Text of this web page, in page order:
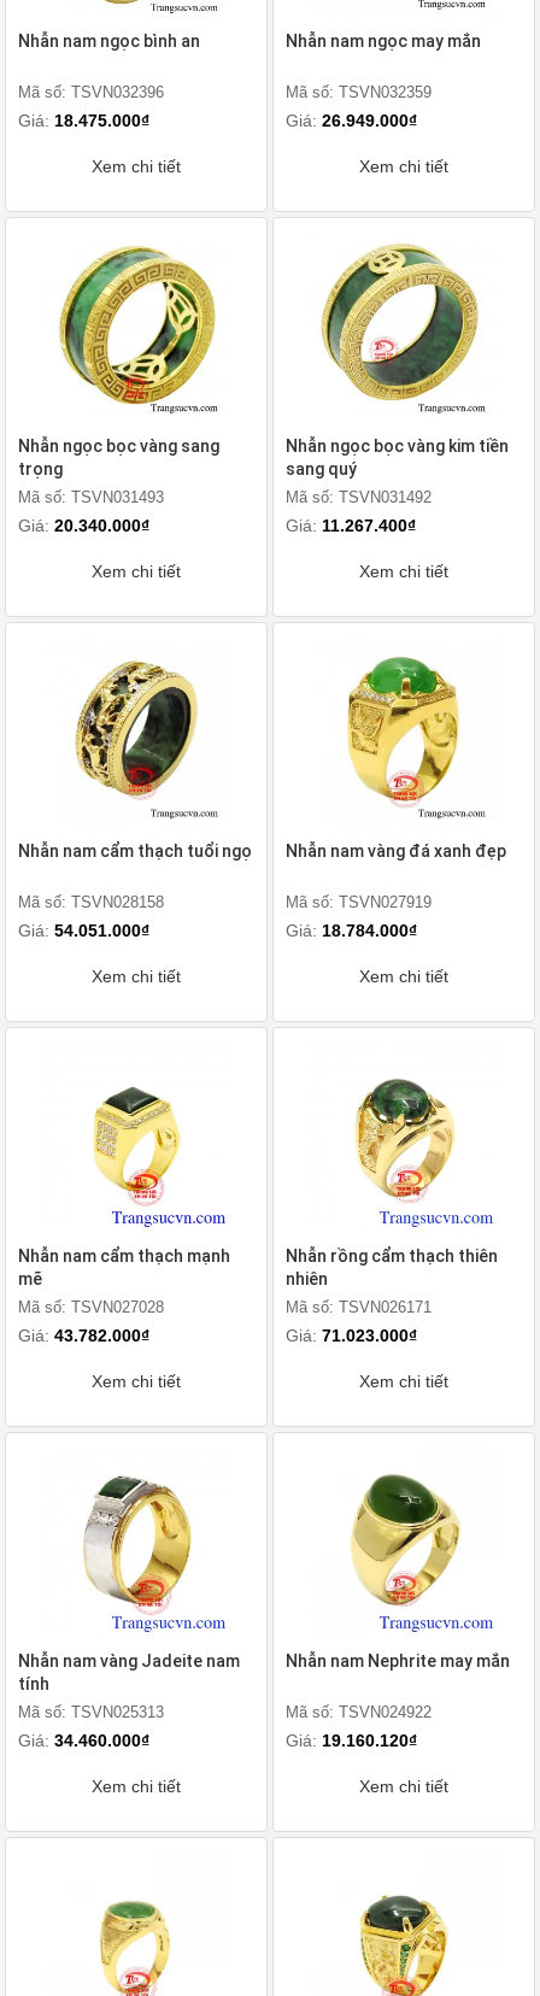
Nhẫn nam ngọc bình an
Mã số: TSVN032396
Giá: 18.475.000₫
Xem chi tiết
Nhẫn nam ngọc may mắn
Mã số: TSVN032359
Giá: 26.949.000₫
Xem chi tiết
Nhẫn ngọc bọc vàng sang
trọng
Mã số: TSVN031493
Giá: 20.340.000₫
Xem chi tiết
Nhẫn ngọc bọc vàng kim tiền
sang quý
Mã số: TSVN031492
Giá: 11.267.400₫
Xem chi tiết
Nhẫn nam cẩm thạch tuổi ngọ
Mã số: TSVN028158
Giá: 54.051.000₫
Xem chi tiết
Nhẫn nam vàng đá xanh đẹp
Mã số: TSVN027919
Giá: 18.784.000₫
Xem chi tiết
Nhẫn nam cẩm thạch mạnh
mẽ
Mã số: TSVN027028
Giá: 43.782.000₫
Xem chi tiết
Nhẫn rồng cẩm thạch thiên
nhiên
Mã số: TSVN026171
Giá: 71.023.000₫
Xem chi tiết
Nhẫn nam vàng Jadeite nam
tính
Mã số: TSVN025313
Giá: 34.460.000₫
Xem chi tiết
Nhẫn nam Nephrite may mắn
Mã số: TSVN024922
Giá: 19.160.120₫
Xem chi tiết